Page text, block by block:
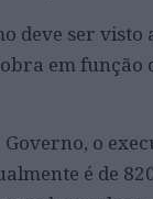
deve ser visto
em função
o
é de